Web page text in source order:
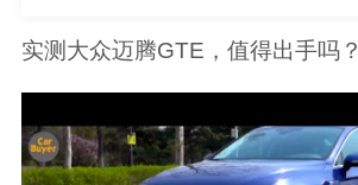
实测大众迈腾GTE，值得出手吗？